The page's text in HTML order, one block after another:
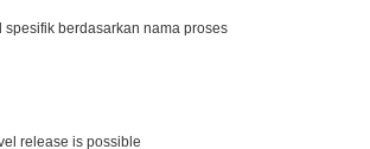
spesifik berdasarkan nama proses
release is possible